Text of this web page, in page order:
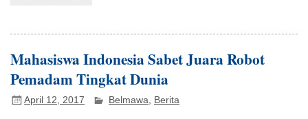
Mahasiswa Indonesia Sabet Juara Robot
Pemadam Tingkat Dunia
April 12, 2017 Belmawa Berita